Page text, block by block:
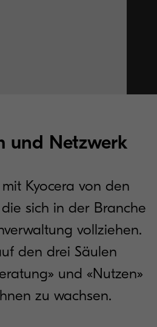
und Netzwerk
Kyocera von den
sich in der Branche
vollziehen.
den drei Säulen
und «Nutzen»
zu wachsen.